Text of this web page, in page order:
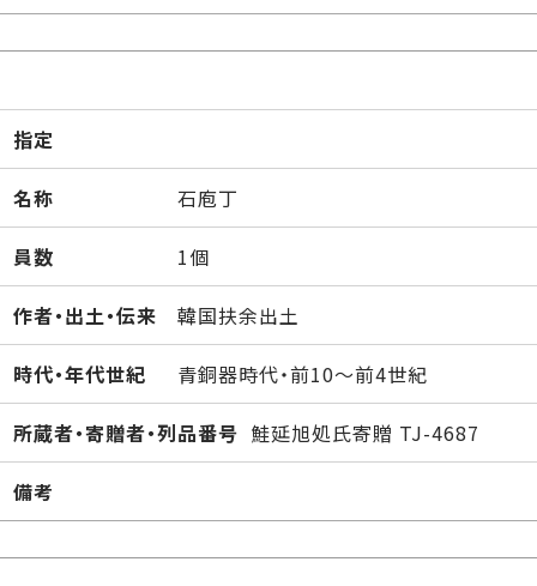
指定
名称 石庖丁
員数 1個
作者・出土・伝来 韓国扶余出土
時代・年代世紀 青銅器時代・前10～前4世紀
所蔵者・寄贈者・列品番号 鮭延旭処氏寄贈 TJ-4687
備考